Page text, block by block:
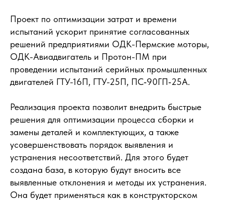
Проект по оптимизации затрат и времени
испытаний ускорит принятие согласованных
решений предприятиями ОДК-Пермские моторы,
ОДК-Авиадвигатель и Протон-ПМ при
проведении испытаний серийных промышленных
двигателей ГТУ-16П, ГТУ-25П, ПС‑90ГП‑25А.
Реализация проекта позволит внедрить быстрые
решения для оптимизации процесса сборки и
замены деталей и комплектующих, а также
усовершенствовать порядок выявления и
устранения несоответствий. Для этого будет
создана база, в которую будут вносить все
выявленные отклонения и методы их устранения.
Она будет применяться как в конструкторском